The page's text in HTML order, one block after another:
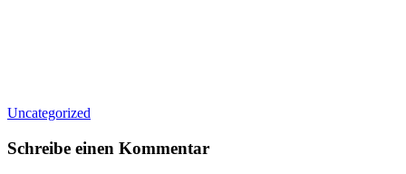
Uncategorized
Schreibe einen Kommentar